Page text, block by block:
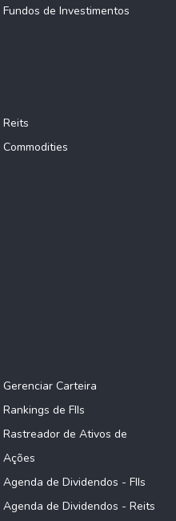
Fundos de Investimentos
Reits
Commodities
Gerenciar Carteira
Rankings de FIIs
Rastreador de Ativos de
Ações
Agenda de Dividendos - FIIs
Agenda de Dividendos - Reits